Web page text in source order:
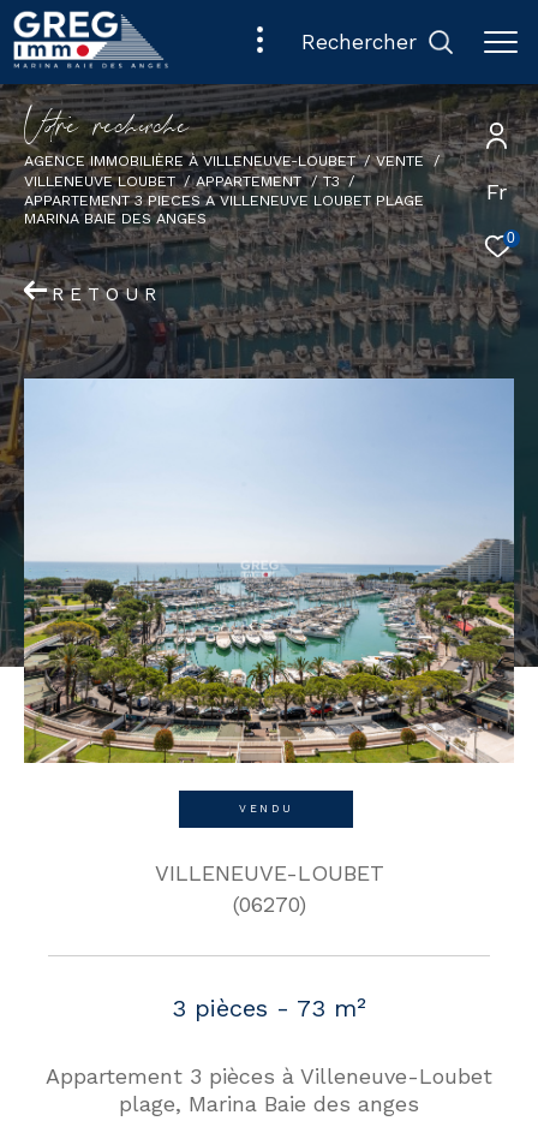
Fr
0
rechercher
Vore recece
AGENCE IMMOBILIÈRE À VILLENEUVE-LOUBET
VENTE
VILLENEUVE LOUBET
APPARTEMENT
T3
APPARTEMENT 3 PIECES A VILLENEUVE LOUBET PLAGE
MARINA BAIE DES ANGES
RETOUR
VENDU
VILLENEUVE-LOUBET
(06270)
3 pièces - 73 m²
Appartement 3 pièces à Villeneuve-Loubet
plage, Marina Baie des anges